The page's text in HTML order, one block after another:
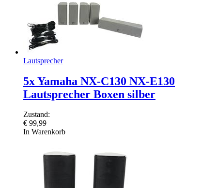
Lautsprecher
5x Yamaha NX-C130 NX-E130
Lautsprecher Boxen silber
Zustand:
€ 99,99
In Warenkorb